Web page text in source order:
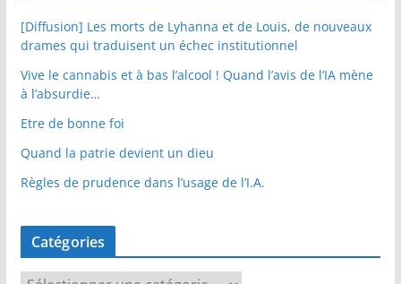
[Diffusion] Les morts de Lyhanna et de Louis, de nouveaux
drames qui traduisent un échec institutionnel
Vive le cannabis et à bas l’alcool ! Quand l’avis de l’IA mène
à l’absurdie…
Etre de bonne foi
Quand la patrie devient un dieu
Règles de prudence dans l’usage de l’I.A.
Catégories